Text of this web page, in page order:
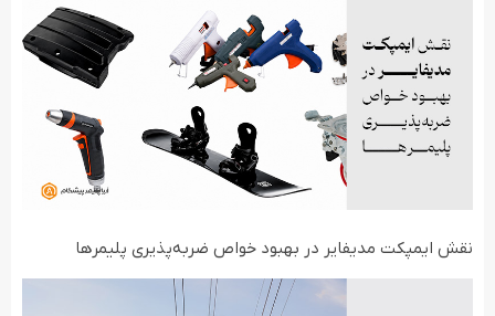
نقش ایمپکت مدیفایر در بهبود خواص ضربه‌پذیری پلیمرها